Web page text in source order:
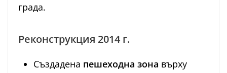
града.
Реконструкция 2014 г.
Създадена пешеходна зона върху